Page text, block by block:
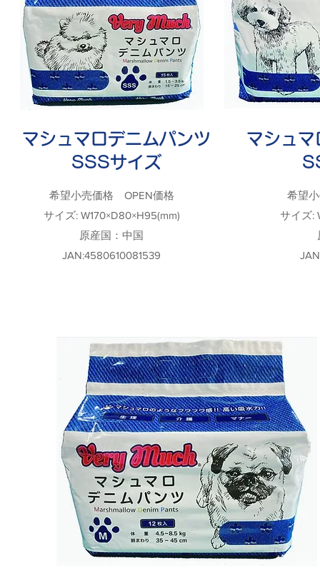
マシュマロデニムパンツ
SSSサイズ
希望小売価格 OPEN価格
サイズ: W170×D80×H95(mm)
原産国：中国
JAN:4580610081539
マシュマ
希望
サイズ: